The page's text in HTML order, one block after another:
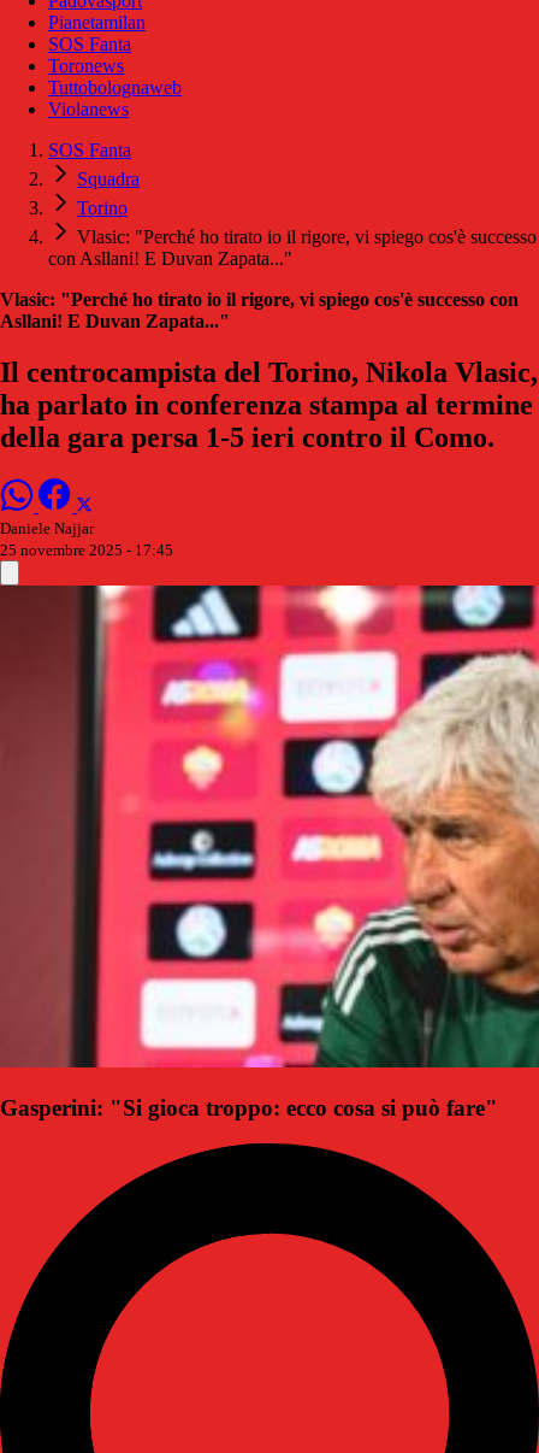
Pianetamilan
SOS Fanta
Toronews
Tuttobolognaweb
Violanews
SOS Fanta
Squadra
Torino
Vlasic: "Perché ho tirato io il rigore, vi spiego cos'è successo
con Asllani! E Duvan Zapata..."
Vlasic: "Perché ho tirato io il rigore, vi spiego cos'è successo con
Asllani! E Duvan Zapata..."
Il centrocampista del Torino, Nikola Vlasic,
ha parlato in conferenza stampa al termine
della gara persa 1-5 ieri contro il Como.
Daniele Najjar
25 novembre 2025 - 17:45
Gasperini: "Si gioca troppo: ecco cosa si può fare"